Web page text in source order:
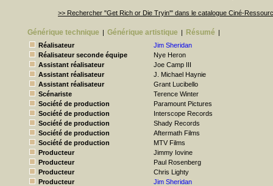
>> Rechercher "Get Rich or Die Tryin'" dans le catalogue Ciné-
Générique technique | Générique artistique | Résumé |
Réalisateur
Jim Sheridan
Réalisateur seconde équipe
Nye Heron
Assistant réalisateur
Joe Camp III
Assistant réalisateur
J. Michael Haynie
Assistant réalisateur
Grant Lucibello
Scénariste
Terence Winter
Société de production
Paramount Pictures
Société de production
Interscope Records
Société de production
Shady Records
Société de production
Aftermath Films
Société de production
MTV Films
Producteur
Jimmy Iovine
Producteur
Paul Rosenberg
Producteur
Chris Lighty
Producteur
Jim Sheridan